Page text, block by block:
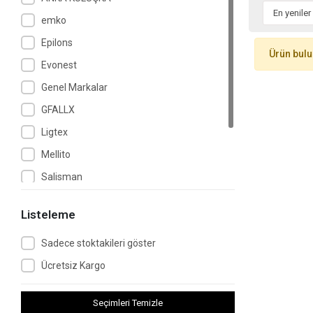
emko
Epilons
Evonest
Genel Markalar
GFALLX
Ligtex
Mellito
Salisman
Tosbai
Tunçmatik
Listeleme
Sadece stoktakileri göster
Ücretsiz Kargo
Seçimleri Temizle
Ürün